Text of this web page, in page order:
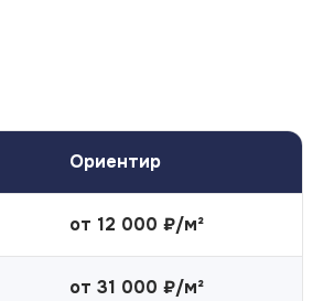
Ориентир
от 12 000 ₽/м²
от 31 000 ₽/м²